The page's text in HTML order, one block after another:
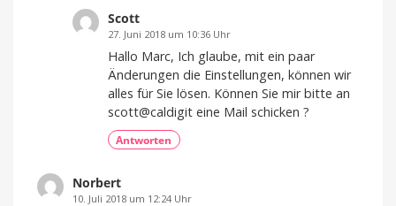
Scott
27. Juni 2018 um 10:36 Uhr
Hallo Marc, Ich glaube, mit ein paar
Änderungen die Einstellungen, können wir
alles für Sie lösen. Können Sie mir bitte an
scott@caldigit eine Mail schicken ?
Antworten
Norbert
10. Juli 2018 um 12:24 Uhr